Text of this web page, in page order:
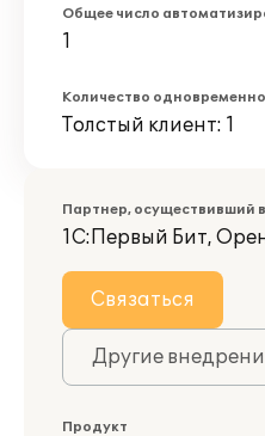
Общее число
1
Количество
Толстый клиент: 1
Партнер, осуществивший
1С:Первый Бит,
Связаться
Другие
Продукт